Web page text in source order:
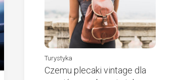
Turystyka
Czemu plecaki vintage dla